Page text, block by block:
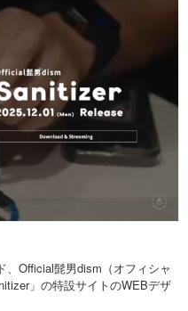
Official髭男dism（オフィシャ
」の特設サイトのWEBデザ